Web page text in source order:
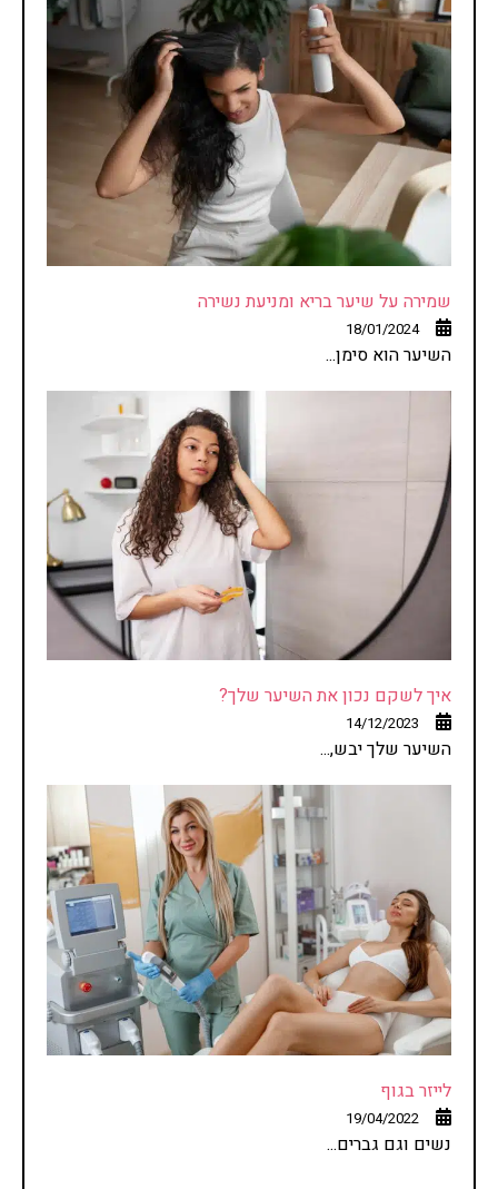
שמירה על שיער בריא ומניעת נשירה
18/01/2024
השיער הוא סימן...
איך לשקם נכון את השיער שלך?
14/12/2023
השיער שלך יבש,...
לייזר בגוף
19/04/2022
נשים וגם גברים...